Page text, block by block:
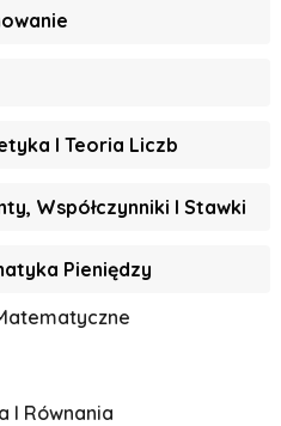
I Teoria Liczb
Współczynniki I Stawki
Pieniędzy
I Równania